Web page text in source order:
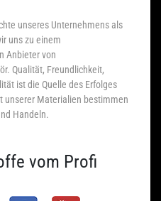
unseres Unternehmens als
uns zu einem
Anbieter von
Qualität, Freundlichkeit,
ist die Quelle des Erfolges
unserer Materialien bestimmen
Handeln.
vom Profi